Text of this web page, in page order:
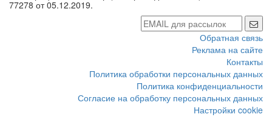
Обратная связь
Реклама на сайте
Контакты
Политика обработки персональных данных
Политика конфиденциальности
Согласие на обработку персональных данных
Настройки cookie